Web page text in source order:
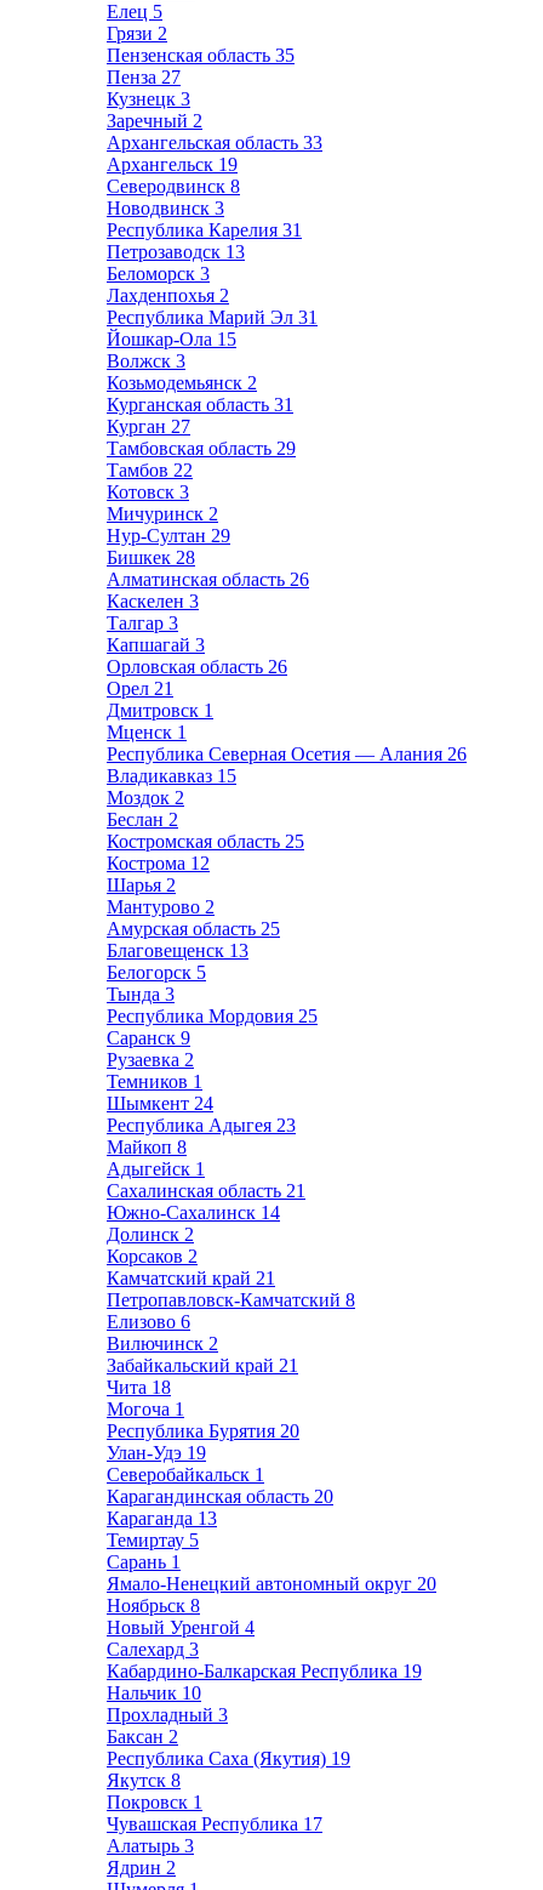
Елец 5
Грязи 2
Пензенская область 35
Пенза 27
Кузнецк 3
Заречный 2
Архангельская область 33
Архангельск 19
Северодвинск 8
Новодвинск 3
Республика Карелия 31
Петрозаводск 13
Беломорск 3
Лахденпохья 2
Республика Марий Эл 31
Йошкар-Ола 15
Волжск 3
Козьмодемьянск 2
Курганская область 31
Курган 27
Тамбовская область 29
Тамбов 22
Котовск 3
Мичуринск 2
Нур-Султан 29
Бишкек 28
Алматинская область 26
Каскелен 3
Талгар 3
Капшагай 3
Орловская область 26
Орел 21
Дмитровск 1
Мценск 1
Республика Северная Осетия — Алания 26
Владикавказ 15
Моздок 2
Беслан 2
Костромская область 25
Кострома 12
Шарья 2
Мантурово 2
Амурская область 25
Благовещенск 13
Белогорск 5
Тында 3
Республика Мордовия 25
Саранск 9
Рузаевка 2
Темников 1
Шымкент 24
Республика Адыгея 23
Майкоп 8
Адыгейск 1
Сахалинская область 21
Южно-Сахалинск 14
Долинск 2
Корсаков 2
Камчатский край 21
Петропавловск-Камчатский 8
Елизово 6
Вилючинск 2
Забайкальский край 21
Чита 18
Могоча 1
Республика Бурятия 20
Улан-Удэ 19
Северобайкальск 1
Карагандинская область 20
Караганда 13
Темиртау 5
Сарань 1
Ямало-Ненецкий автономный округ 20
Ноябрьск 8
Новый Уренгой 4
Салехард 3
Кабардино-Балкарская Республика 19
Нальчик 10
Прохладный 3
Баксан 2
Республика Саха (Якутия) 19
Якутск 8
Покровск 1
Чувашская Республика 17
Алатырь 3
Ядрин 2